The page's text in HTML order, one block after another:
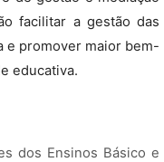
facilitar a gestão das
e promover maior bem-
educativa.
dos Ensinos Básico e